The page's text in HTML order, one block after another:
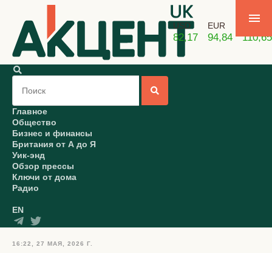
USD
82,17
EUR
94,84 110,65
Главное
Общество
Бизнес и финансы
Британия от А до Я
Уик-энд
Обзор прессы
Ключи от дома
Радио
EN
16:22, 27 МАЯ, 2026 Г.